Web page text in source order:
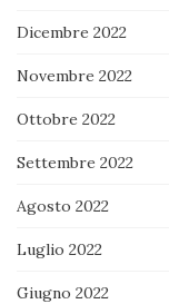
Dicembre 2022
Novembre 2022
Ottobre 2022
Settembre 2022
Agosto 2022
Luglio 2022
Giugno 2022